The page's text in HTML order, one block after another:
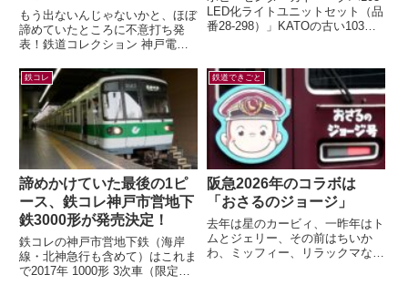
もう出ないんじゃないかと、ほぼ
諦めていたところに不意打ち発
表！鉄道コレクション 神戸電鉄
コレ) 鉄コレの神鉄1000系列と...
LED化ライトユニットセット（品
番28-298）」KATOの古い103系
鉄コレ
諦めかけていた最後の1ピ
ース、鉄コレ神戸市営地下
鉄3000形が発売決定！
鉄コレの神戸市営地下鉄（海岸
線・北神急行も含めて）はこれま
で2017年 1000形 3次車（限定）
鉄道できごと
阪急2026年のコラボは
「おさるのジョージ」
去年は星のカービィ、一昨年はト
ムとジェリー、その前はちいか
わ、ミッフィー、リラックマなど